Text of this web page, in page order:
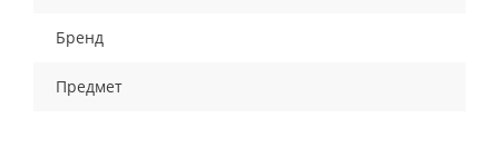
Бренд
Предмет